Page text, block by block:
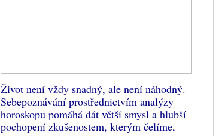
Život není vždy snadný, ale není náhodný.
Sebepoznávání prostřednictvím analýzy
horoskopu pomáhá dát větší smysl a hlubší
pochopení zkušenostem, kterým čelíme,